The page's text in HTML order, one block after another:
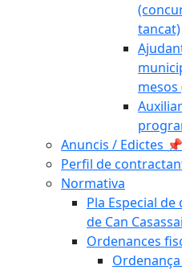
tancat)
mesos
Anuncis / Edictes 📌
Perfil de
Normativa
Pla Especial
de Can
Ordenances